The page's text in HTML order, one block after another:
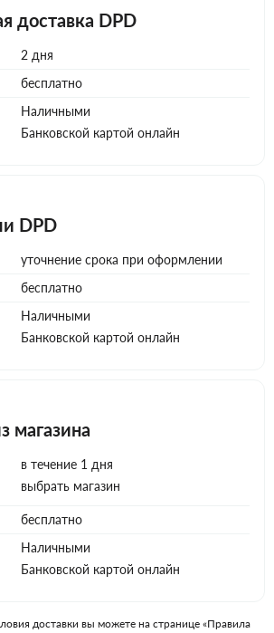
доставка DPD
2 дня
бесплатно
Наличными
Банковской картой онлайн
DPD
уточнение срока при оформлении
бесплатно
Наличными
Банковской картой онлайн
магазина
в течение 1 дня
выбрать магазин
бесплатно
Наличными
Банковской картой онлайн
доставки вы можете на странице «Правила